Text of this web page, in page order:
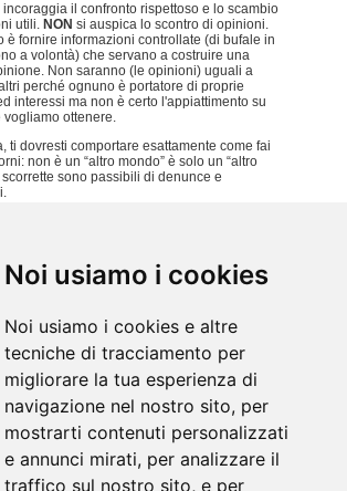
Noi usiamo i cookies
Noi usiamo i cookies e altre
tecniche di tracciamento per
migliorare la tua esperienza di
navigazione nel nostro sito, per
mostrarti contenuti personalizzati
e annunci mirati, per analizzare il
traffico sul nostro sito, e per
incoraggia il confronto rispettoso e lo scambio
utili. NON si auspica lo scontro di opinioni.
è fornire informazioni controllate (di bufale in
a volontà) che servano a costruire una
Non saranno (le opinioni) uguali a
perché ognuno è portatore di proprie
interessi ma non è certo l'appiattimento su
vogliamo ottenere.
ti dovresti comportare esattamente come fai
non è un “altro mondo” è solo un “altro
sono passibili di denunce e
regole, per tutto il resto usiamo
Tutti gli orari sonoUTC+02:00
Cancella cookie